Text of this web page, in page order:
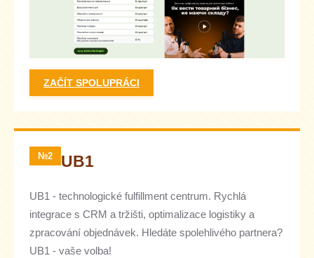
ZAČÍT SPOLUPRÁCI
№2 UB1
UB1 - technologické fulfillment centrum. Rychlá
integrace s CRM a tržišti, optimalizace logistiky a
zpracování objednávek. Hledáte spolehlivého partnera?
UB1 - vaše volba!